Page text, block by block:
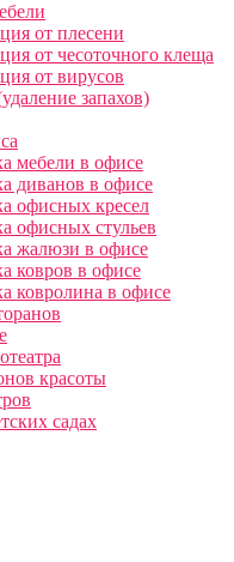
от плесени
от чесоточного клеща
от вирусов
запахов)
мебели в офисе
диванов в офисе
офисных кресел
офисных стульев
жалюзи в офисе
ковров в офисе
ковролина в офисе
красоты
садах